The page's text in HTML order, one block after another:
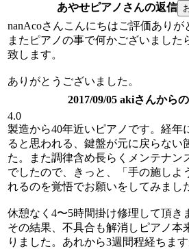
あやせピアノさんの返信
nanAcoさんこんにちはご評価ありが
またピアノの事で何かございました
致します。
ありがとうございました。
2017/09/05 akiさんから
4.0
製造から40年近いピアノです。経年
ると思われる、鍵盤が元に戻らない
た。また調律含め長らくメンテナン
でしたので、きっと、「手の施しよ
れるのを覚悟でお願いをしてみまし
休憩なく4〜5時間掛け修理して頂き
その結果、不具合も解消しピアノ本
りました。あれから3週間程経ちま